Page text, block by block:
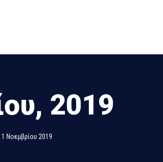
2019
Νοεμβρίου 2019